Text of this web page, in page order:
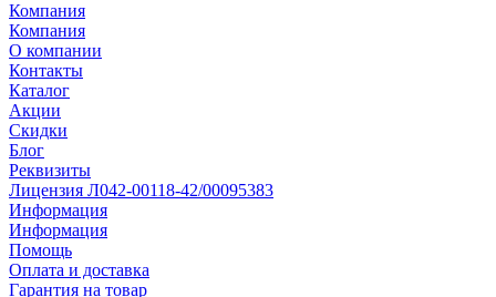
Компания
Компания
О компании
Контакты
Каталог
Акции
Скидки
Блог
Реквизиты
Лицензия Л042-00118-42/00095383
Информация
Информация
Помощь
Оплата и доставка
Гарантия на товар